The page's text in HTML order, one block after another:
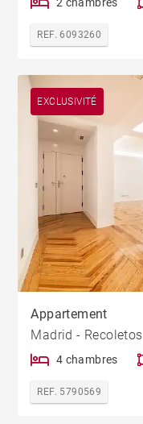
2 chambres
REF. 6093260
EXCLUSIVITÉ
Appartement
Madrid - Recoletos
4 chambres
REF. 5790569